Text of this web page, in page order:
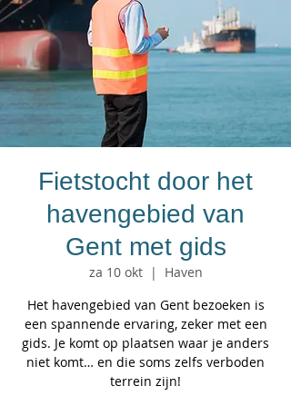
Fietstocht door het
havengebied van
Gent met gids
za 10 okt
  |
Haven
Het havengebied van Gent bezoeken is
een spannende ervaring, zeker met een
gids. Je komt op plaatsen waar je anders
niet komt… en die soms zelfs verboden
terrein zijn!